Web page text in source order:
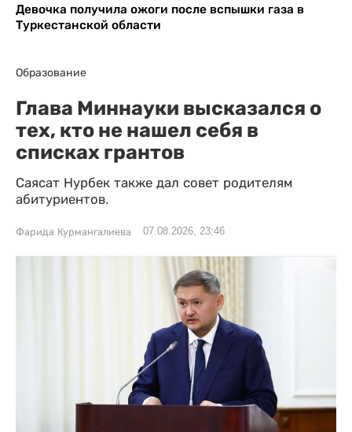
Девочка получила ожоги после вспышки газа в
Туркестанской области
Образование
Глава Миннауки высказался о
тех, кто не нашел себя в
списках грантов
Саясат Нурбек также дал совет родителям
абитуриентов.
Фарида Курмангалиева 07.08.2026, 23:46